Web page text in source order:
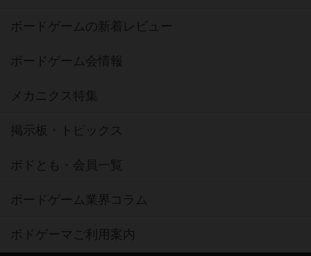
ボードゲームの新着レビュー
ボードゲーム会情報
メカニクス特集
掲示板・トピックス
ボドとも・会員一覧
ボードゲーム業界コラム
ボドゲーマご利用案内